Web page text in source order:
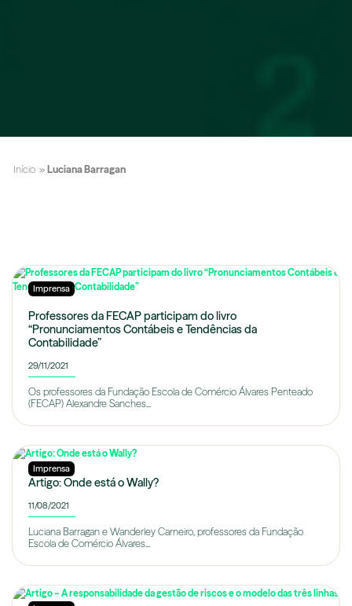
Início » Luciana Barragan
Imprensa
Professores da FECAP participam do livro
“Pronunciamentos Contábeis e Tendências da
Contabilidade”
29/11/2021
Os professores da Fundação Escola de Comércio Álvares Penteado
(FECAP) Alexandre Sanches...
Imprensa
Artigo: Onde está o Wally?
11/08/2021
Luciana Barragan e Wanderley Carneiro, professores da Fundação
Escola de Comércio Álvares...